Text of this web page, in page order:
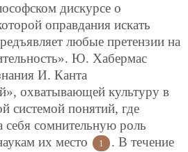
дискурсе о
оправдания искать
любые претензии на
Ю. Хабермас
И. Канта
охватывающей культуру в
системой понятий, где
себя сомнительную роль
их место
1
. В течение